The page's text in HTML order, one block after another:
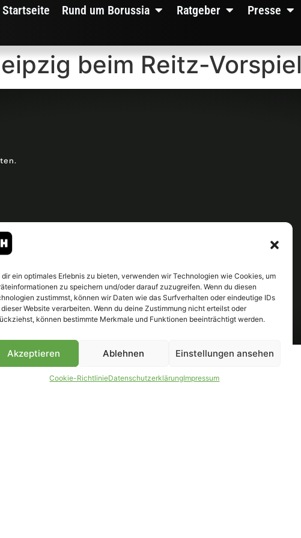
dir ein optimales Erlebnis zu bieten, verwenden wir Technologien wie Cookies, um
zu speichern und/oder darauf zuzugreifen. Wenn du diesen
zustimmst, können wir Daten wie das Surfverhalten oder eindeutige IDs
Website verarbeiten. Wenn du deine Zustimmung nicht erteilst oder
können bestimmte Merkmale und Funktionen beeinträchtigt werden.
Akzeptieren Ablehnen Einstellungen ansehen
Cookie-RichtlinieDatenschutzerklärungImpressum
Startseite Rund um Borussia Ratgeber Presse
beim Reitz-Vorspiel